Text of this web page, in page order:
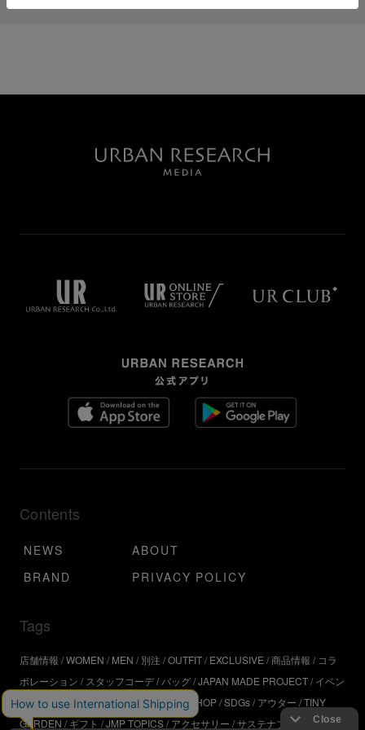
Contents
NEWS
ABOUT
BRAND
PRIVACY POLICY
Tags
店舗情報 WOMEN MEN 別注 OUTFIT EXCLUSIVE 商品情報
コラ
ボレーション
スタッフコーデ バッグ JAPAN MADE PROJECT イベン
ト アウトドア インタビュー WORKSHOP SDGs アウター TINY
GARDEN
ギフト JMP TOPICS アクセサリー サステナブル UR